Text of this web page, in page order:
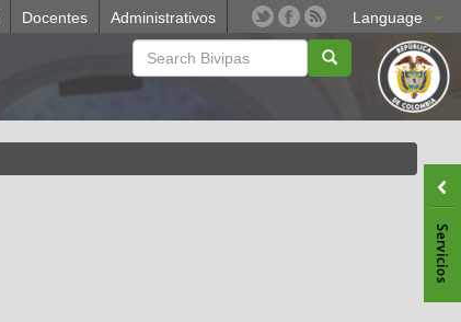
Language
Docentes Administrativos